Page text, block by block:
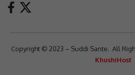
Copyright © 2023 – Suddi Sante. All
KhushiHost